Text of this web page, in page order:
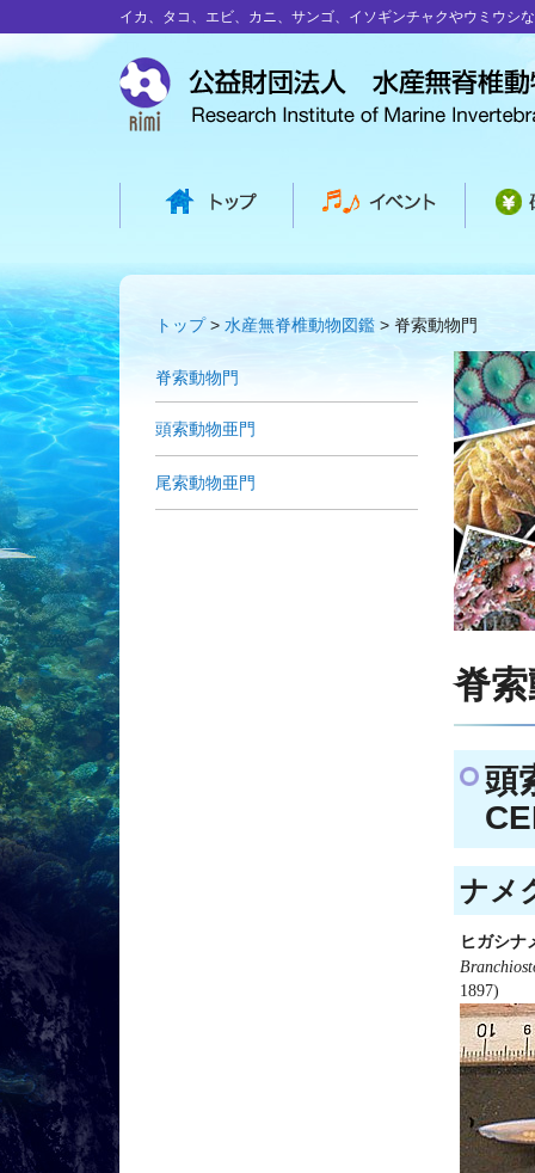
イカ、タコ、エビ、カニ、サンゴ、イソギンチャクやウミウシ
トップ 水産無脊椎動物図鑑 脊索動物門
脊索動物門
頭索動物亜門
尾索動物亜門
脊
頭
ナメ
ヒガシナ
1897)